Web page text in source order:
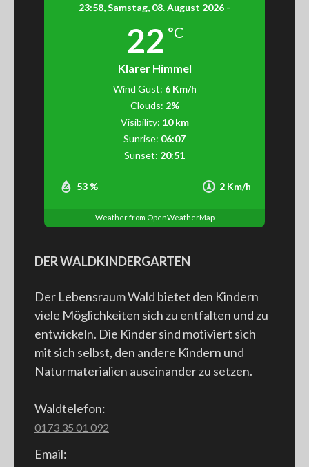
23:58,Samstag, 08. August 2026 -
22 °C
Klarer Himmel
53 % 2 Km/h
Wind Gust: 6 Km/h
Clouds: 2%
Visibility: 10 km
Sunrise: 06:07
Sunset: 20:51
Weather from OpenWeatherMap
DER WALDKINDERGARTEN
Der Lebensraum Wald bietet den Kindern
viele Möglichkeiten sich zu entfalten und zu
entwickeln. Die Kinder sind motiviert sich
mit sich selbst, den andere Kindern und
Naturmaterialien auseinander zu setzen.
Waldtelefon:
0173 35 01 092
Email: